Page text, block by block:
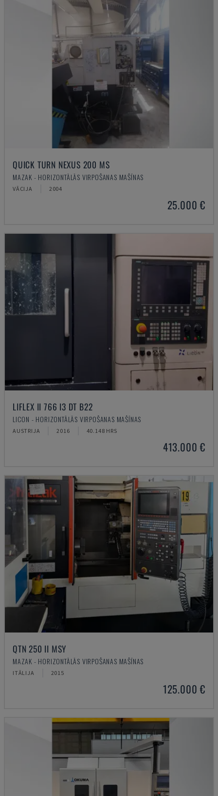
QUICK TURN NEXUS 200 MS
MAZAK - HORIZONTĀLĀS VIRPOŠANAS MAŠĪNAS
VĀCIJA 2004
25.000 €
LIFLEX II 766 I3 DT B22
LICON - HORIZONTĀLĀS VIRPOŠANAS MAŠĪNAS
AUSTRIJA 2016 40.148 HRS
413.000 €
QTN 250 II MSY
MAZAK - HORIZONTĀLĀS VIRPOŠANAS MAŠĪNAS
ITĀLIJA 2015
125.000 €